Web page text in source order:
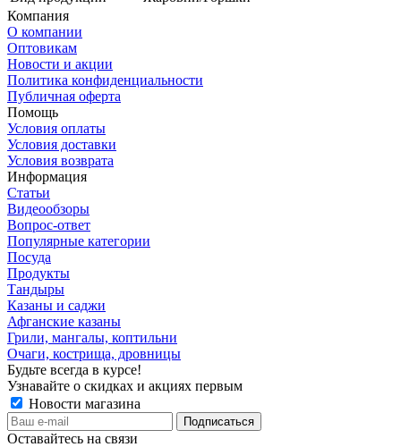
Компания
О компании
Оптовикам
Новости и акции
Политика конфиденциальности
Публичная оферта
Помощь
Условия оплаты
Условия доставки
Условия возврата
Информация
Статьи
Видеообзоры
Вопрос-ответ
Популярные категории
Посуда
Продукты
Тандыры
Казаны и саджи
Афганские казаны
Грили, мангалы, коптильни
Очаги, кострища, дровницы
Будьте всегда в курсе!
Узнавайте о скидках и акциях первым
Новости магазина
Оставайтесь на связи